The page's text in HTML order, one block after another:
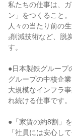
私たちの仕事は、
ン」をつくること。
人々の当たり前の
₂削減技術など、脱
す。
●日本製鉄グループ
グループの中核企
大規模なインフラ
れ続ける仕事です。
●「家賃の約8割」
「社員には安心し